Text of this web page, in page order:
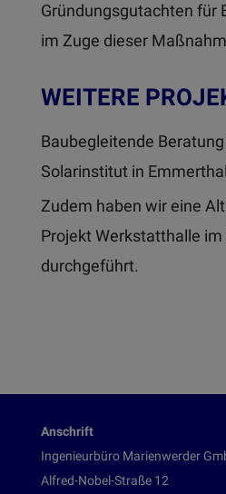
Gründungsgutachten für
im Zuge dieser
WEITERE
Baubegleitende
Solarinstitut in Emmerthal
Zudem haben wir eine
Projekt Werkstatthalle im
durchgeführt.
Anschrift
Ingenieurbüro Marienwerder
Alfred-Nobel-Straße 12